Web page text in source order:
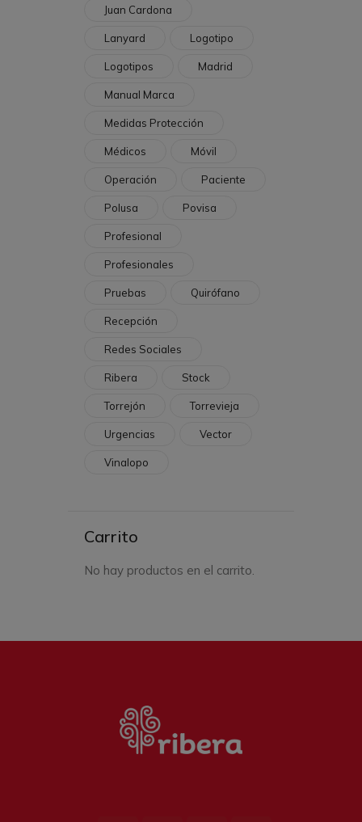
Juan Cardona
Lanyard Logotipo
Logotipos Madrid
Manual Marca
Medidas Protección
Médicos Móvil
Operación Paciente
Polusa Povisa
Profesional
Profesionales
Pruebas Quirófano
Recepción
Redes Sociales
Ribera Stock
Torrejón Torrevieja
Urgencias Vector
Vinalopo
Carrito
No hay productos en el carrito.